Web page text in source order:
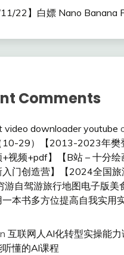
11/22】白嫖 Nano Banana
Comments
video downloader youtube
10-29）【2013-2023年樊
视频+pdf】【B站 – 十分绘
入门创造营】【2024全国旅
游自驾游旅行地图电子版美
本书多方位提高自我实用
互联网人Al化转型实操能力
听懂的Al课程